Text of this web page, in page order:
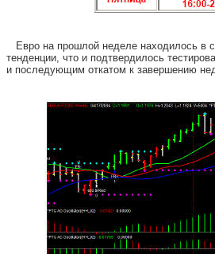
Евро на прошлой неделе находилось в
тенденции, что и подтвердилось
и последующим откатом к завершению